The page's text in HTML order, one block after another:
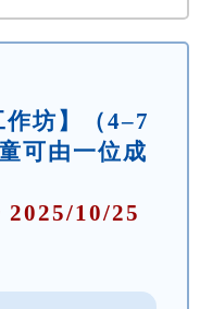
坊】（4–7
可由一位成
2025/10/25